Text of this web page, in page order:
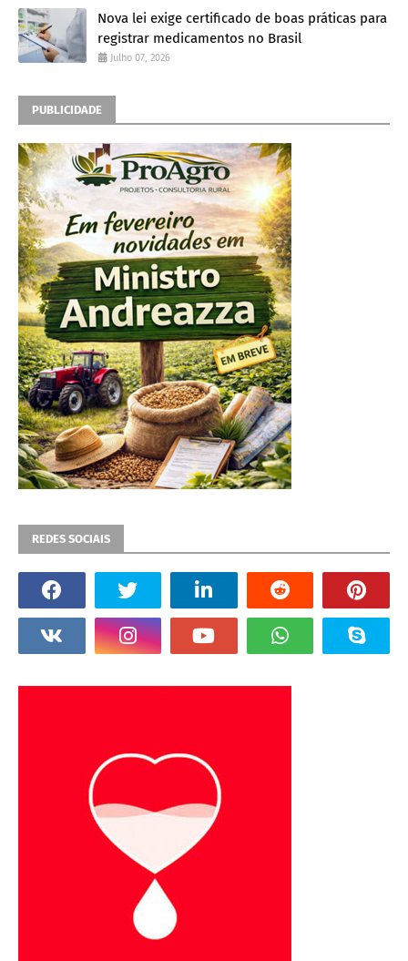
Nova lei exige certificado de boas práticas para
registrar medicamentos no Brasil
Julho 07, 2026
PUBLICIDADE
REDES SOCIAIS